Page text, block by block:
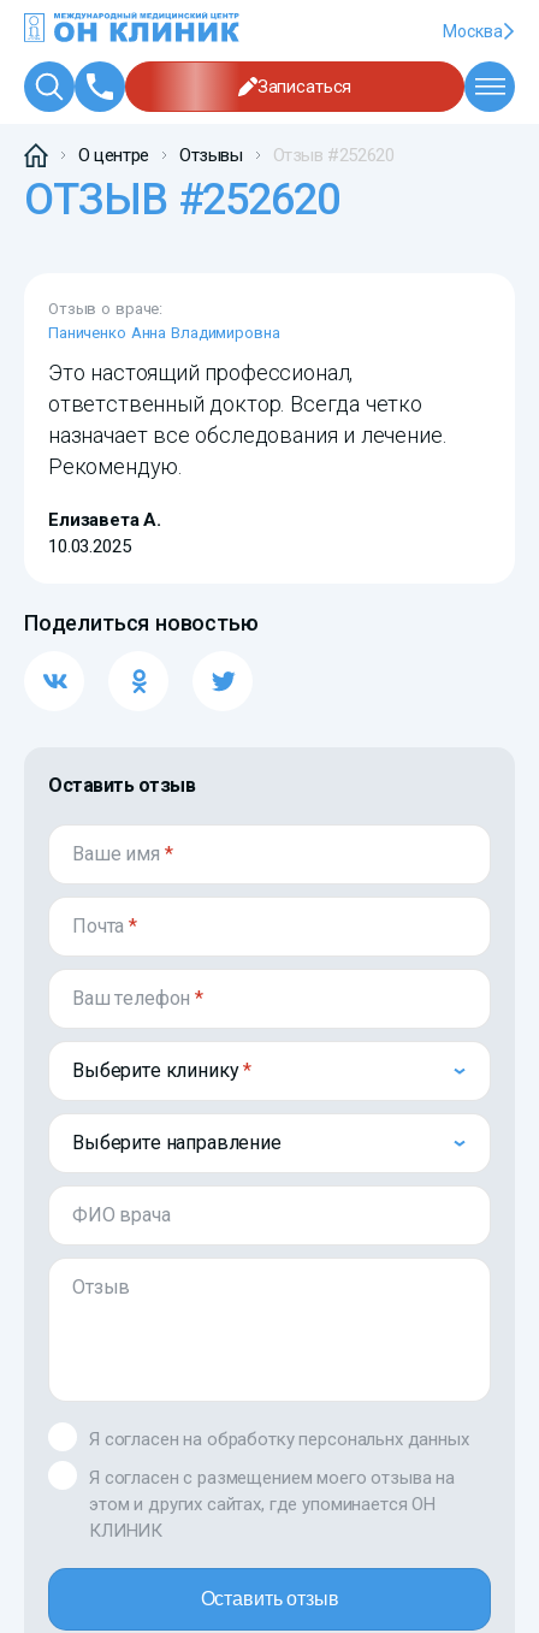
Москва
Записаться
О центре Отзывы Отзыв #252620
ОТЗЫВ #252620
Отзыв о враче:
Паниченко Анна Владимировна
Это настоящий профессионал,
ответственный доктор. Всегда четко
назначает все обследования и лечение.
Рекомендую.
Елизавета А.
10.03.2025
Поделиться новостью
Оставить отзыв
Ваше имя *
Почта*
Ваш телефон*
Выберите клинику
Выберите направление
ФИО врача
Отзыв
Я согласен на обработку персональнх данных
Я согласен с размещением моего отзыва на
этом и других сайтах, где упоминается ОН
КЛИНИК
Оставить отзыв